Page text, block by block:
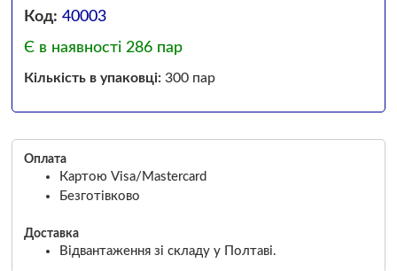
Код: 40003
Є в наявності 286 пар
Кількість в упаковці:300 пар
Оплата
Картою Visa/Mastercard
Безготівково
Доставка
Відвантаження зі складу у Полтаві.